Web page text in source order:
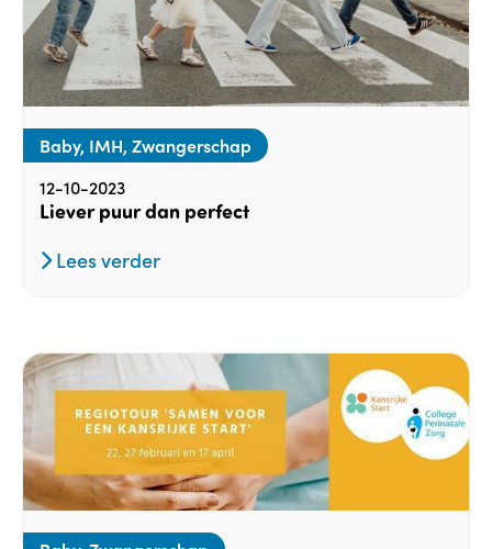
Baby, IMH, Zwangerschap
12-10-2023
Liever puur dan perfect
Lees verder